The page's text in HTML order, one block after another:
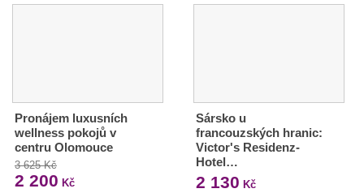
Pronájem luxusních
wellness pokojů v
centru Olomouce
3 625 Kč
2 200 Kč
Sársko u
francouzských hranic:
Victor's Residenz-
Hotel…
2 130 Kč